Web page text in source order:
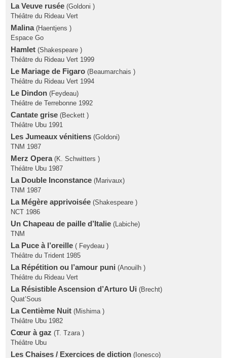
La Veuve rusée(Goldoni )
Théâtre du Rideau Vert
Malina(Haentjens )
Espace Go
Hamlet (Shakespeare )
Théâtre du Rideau Vert 1999
Le Mariage de Figaro(Beaumarchais )
Théâtre du Rideau Vert 1994
Le Dindon(Feydeau)
Théâtre de Terrebonne 1992
Cantate grise(Beckett )
Théâtre Ubu 1991
Les Jumeaux vénitiens(Goldoni)
TNM 1987
Merz Opera(K. Schwitters )
Théâtre Ubu 1987
La Double Inconstance(Marivaux)
TNM 1987
La Mégère apprivoisée(Shakespeare )
NCT 1986
Un Chapeau de paille d’Italie(Labiche)
TNM
La Puce à l’oreille( Feydeau )
Théâtre du Trident 1985
La Répétition ou l’amour puni(Anouilh )
Théâtre du Rideau Vert
La Résistible Ascension d’Arturo Ui(Brecht)
Quat’Sous
La Centième Nuit(Mishima )
Théâtre Ubu 1982
Cœur à gaz(T. Tzara )
Théâtre Ubu
Les Chaises / Exercices de diction(Ionesco)